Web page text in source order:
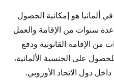
ألمانيا هو إمكانية الحصول
عدة سنوات من الإقامة والعمل
بعد إتمام 3 إلى 5 سنوات من الإقامة القانونية ودفع
على الجنسية الألمانية،
دول الاتحاد الأوروبي.